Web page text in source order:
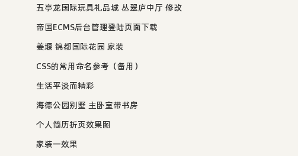
五亭龙国际玩具礼品城 丛翠庐中厅 修改
帝国ECMS后台管理登陆页面下载
姜堰 锦都国际花园 家装
CSS的常用命名参考（备用）
生活平淡而精彩
海德公园别墅 主卧室带书房
个人简历折页效果图
家装一效果